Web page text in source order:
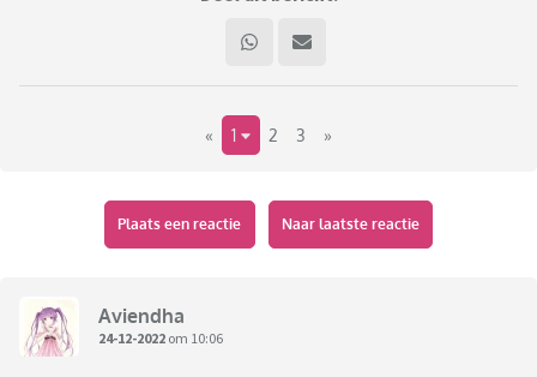
« 1 2 3 »
Plaats een reactie Naar laatste reactie
Aviendha
24-12-2022 om 10:06